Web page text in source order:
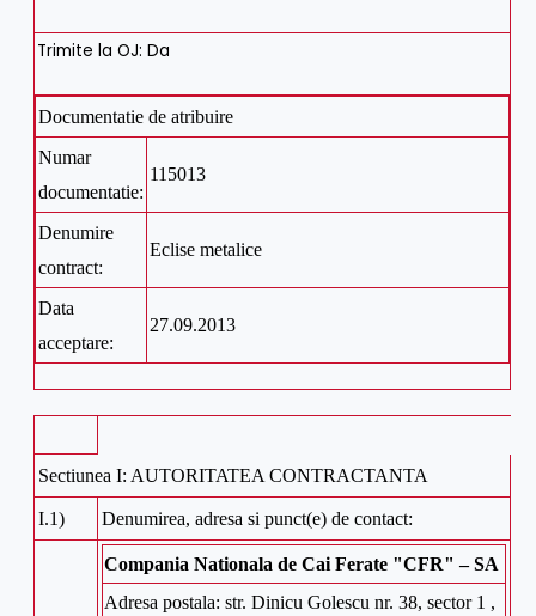
Trimite la OJ: Da
Documentatie de atribuire
Numar
documentatie:
115013
Denumire
contract:
Eclise metalice
Data
acceptare:
27.09.2013
Sectiunea I: AUTORITATEA CONTRACTANTA
I.1) Denumirea, adresa si punct(e) de contact:
Compania Nationala de Cai Ferate "CFR" – SA
Adresa postala: str. Dinicu Golescu nr. 38, sector 1 ,